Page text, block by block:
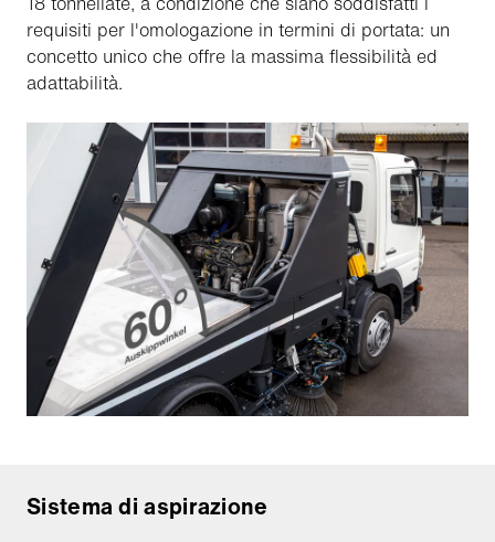
requisiti per l'omologazione in termini di portata: un
concetto unico che offre la massima flessibilità ed
adattabilità.
Sistema di aspirazione